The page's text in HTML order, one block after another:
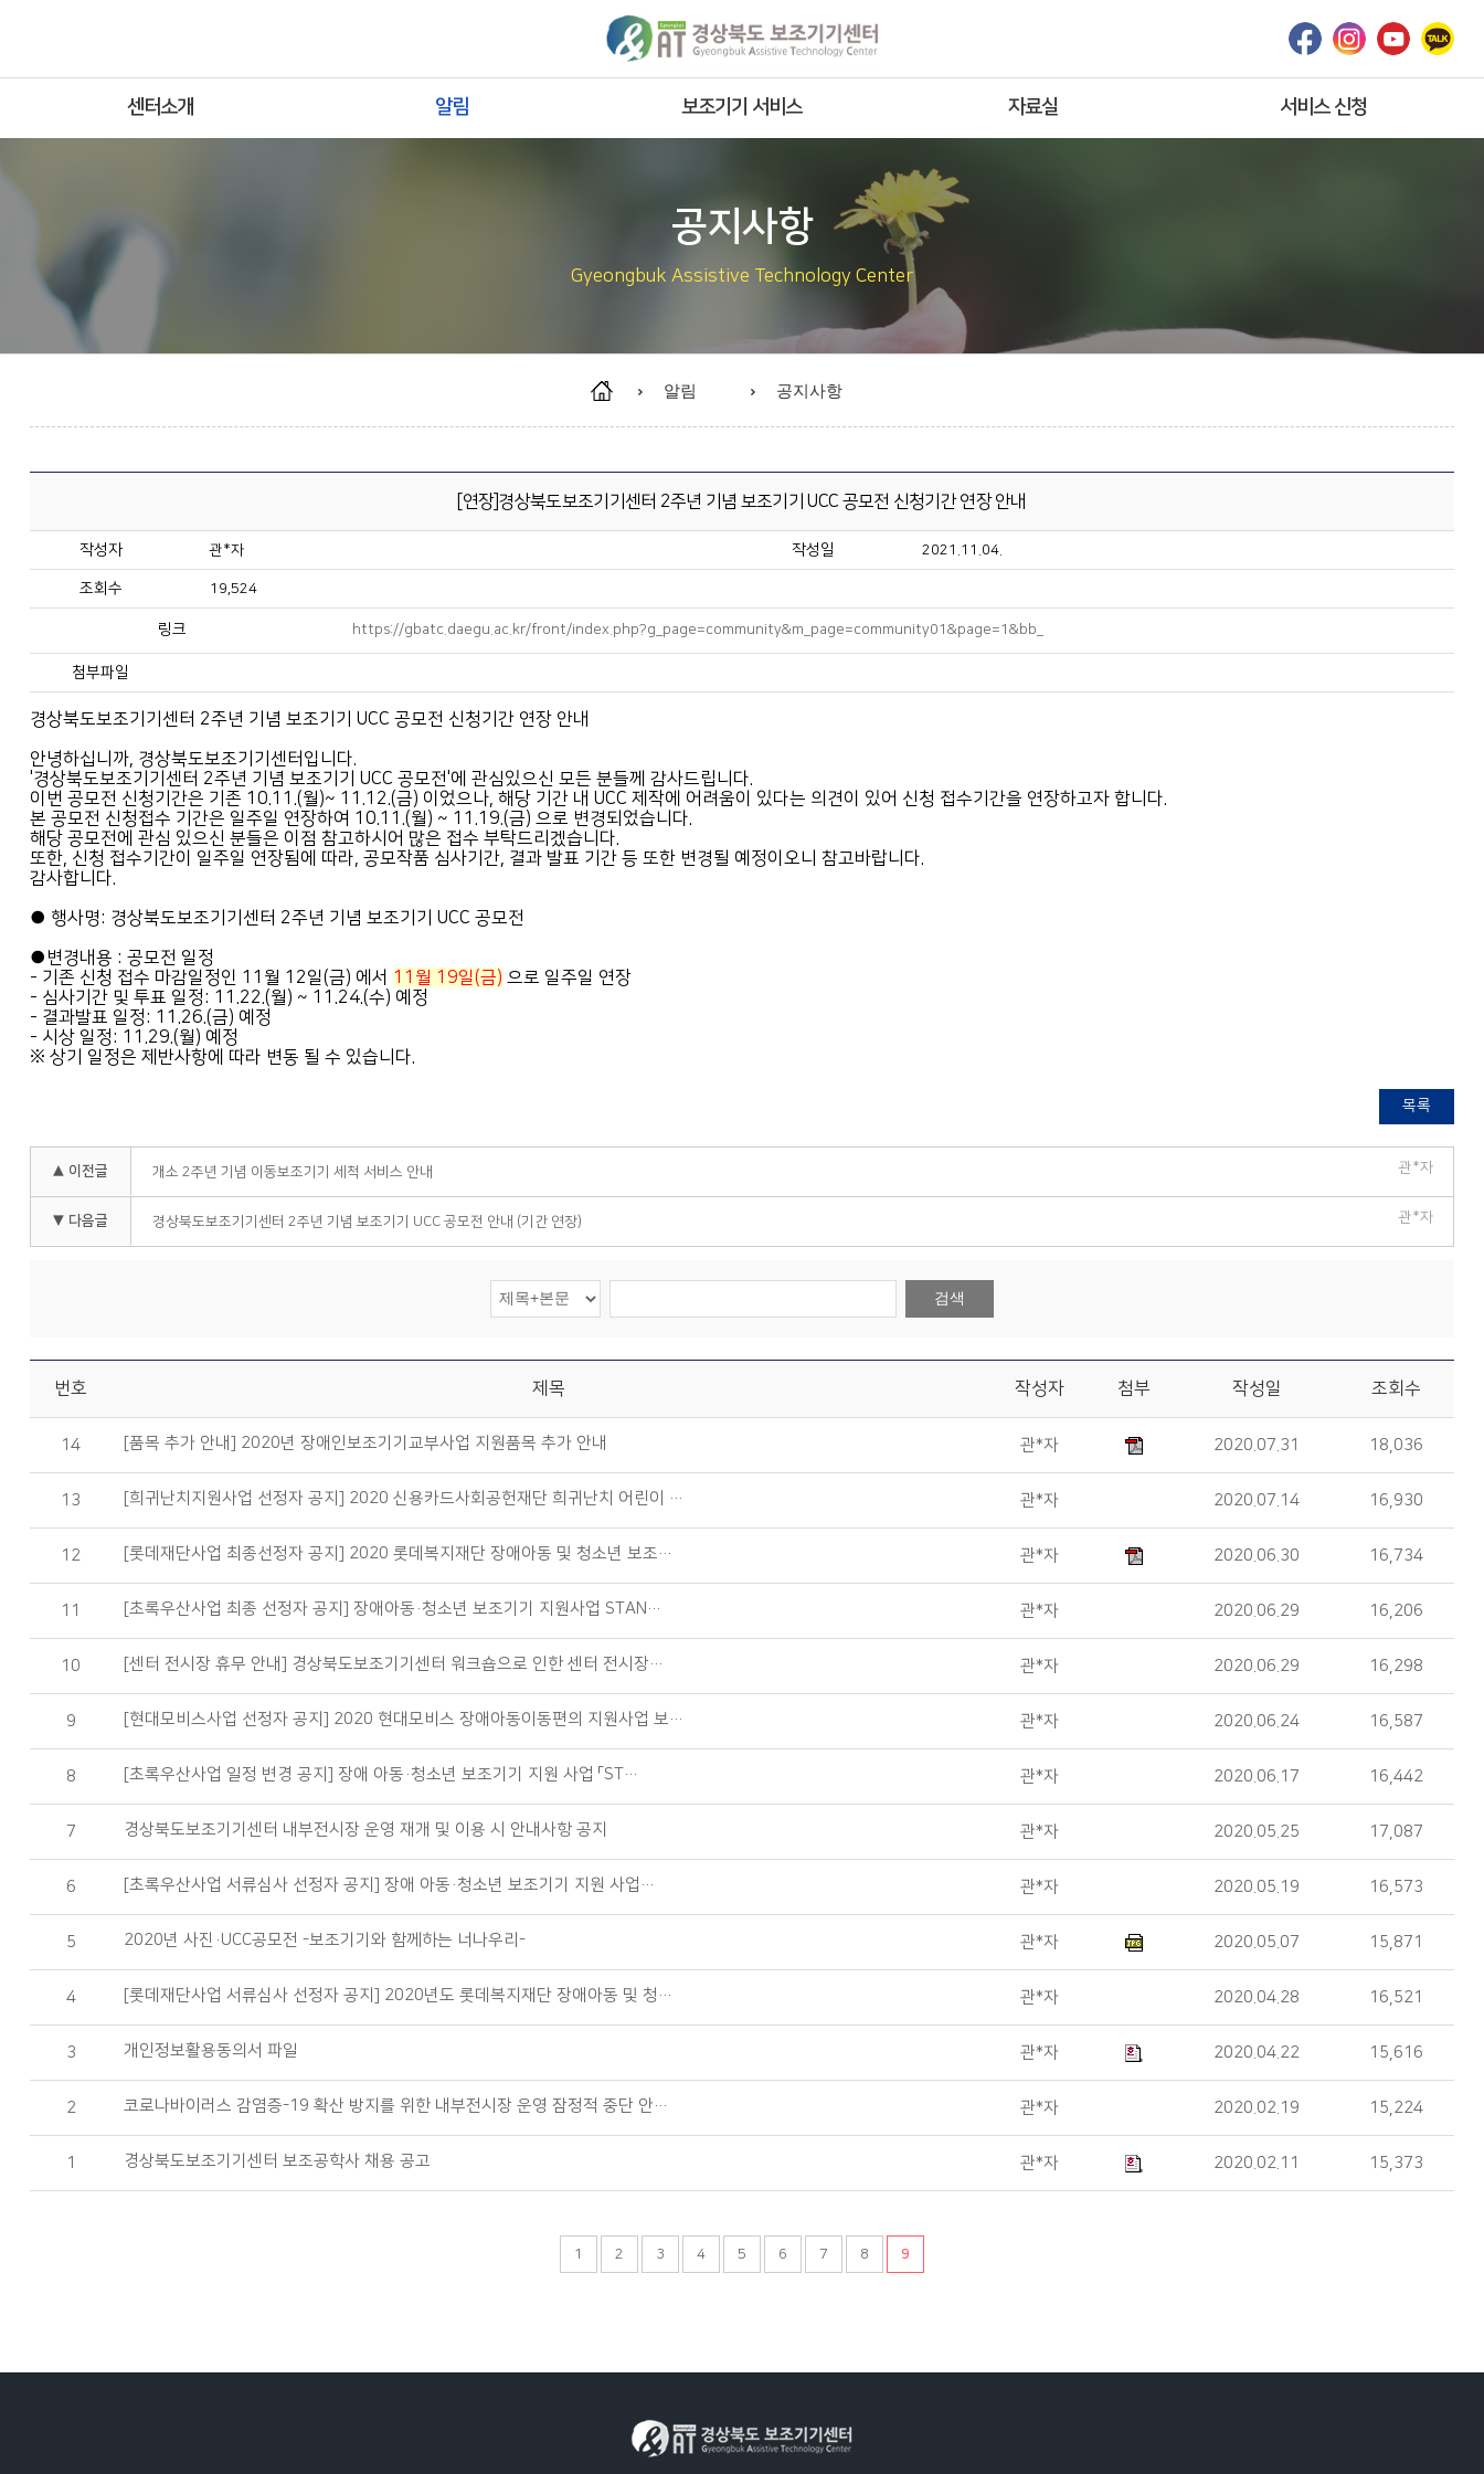
센터소개 알림 보조기기 서비스
서비스 절차
보유 보조기기
재사용 보조기기 현황
개조·제작 보조기기 현황
자료실 서비스 신청
공지사항
Gyeongbuk Assistive Technology Center
알림 공지사항
[연장]경상북도보조기기센터 2주년 기념 보조기기 UCC 공모전 신청기간 연장 안내
작성자 관*자 작성일 2021.11.04.
조회수 19,524
링크 https://gbatc.daegu.ac.kr/front/index.php?g_page=community&m_page=community01&page=1&bb_
첨부파일
경상북도보조기기센터 2주년 기념 보조기기 UCC 공모전 신청기간 연장 안내
안녕하십니까, 경상북도보조기기센터입니다.
'경상북도보조기기센터 2주년 기념 보조기기 UCC 공모전'에 관심있으신 모든 분들께 감사드립니다.
이번 공모전 신청기간은 기존 10.11.(월)~ 11.12.(금) 이었으나, 해당 기간 내 UCC 제작에 어려움이 있다는 의견이 있어 신청 접수기간을 연장하고자 합니다.
본 공모전 신청접수 기간은 일주일 연장하여 10.11.(월) ~ 11.19.(금) 으로 변경되었습니다.
해당 공모전에 관심 있으신 분들은 이점 참고하시어 많은 접수 부탁드리겠습니다.
또한, 신청 접수기간이 일주일 연장됨에 따라, 공모작품 심사기간, 결과 발표 기간 등 또한 변경될 예정이오니 참고바랍니다.
감사합니다.
● 행사명: 경상북도보조기기센터 2주년 기념 보조기기 UCC 공모전
●변경내용 : 공모전 일정
- 기존 신청 접수 마감일정인 11월 12일(금) 에서 11월 19일(금) 으로 일주일 연장
- 심사기간 및 투표 일정: 11.22.(월) ~ 11.24.(수) 예정
- 결과발표 일정: 11.26.(금) 예정
- 시상 일정: 11.29.(월) 예정
※ 상기 일정은 제반사항에 따라 변동 될 수 있습니다.
목록
▲ 이전글 개소 2주년 기념 이동보조기기 세척 서비스 안내 관*자
▼ 다음글 경상북도보조기기센터 2주년 기념 보조기기 UCC 공모전 안내 (기간 연장) 관*자
검색
번호 제목 작성자 첨부 작성일 조회수
14 [품목 추가 안내] 2020년 장애인보조기기교부사업 지원품목 추가 안내 관*자 2020.07.31 18,036
13 [희귀난치지원사업 선정자 공지] 2020 신용카드사회공헌재단 희귀난치 어린이 … 관*자 2020.07.14 16,930
12 [롯데재단사업 최종선정자 공지] 2020 롯데복지재단 장애아동 및 청소년 보조… 관*자 2020.06.30 16,734
11 [초록우산사업 최종 선정자 공지] 장애아동·청소년 보조기기 지원사업 STAN… 관*자 2020.06.29 16,206
10 [센터 전시장 휴무 안내] 경상북도보조기기센터 워크숍으로 인한 센터 전시장… 관*자 2020.06.29 16,298
9 [현대모비스사업 선정자 공지] 2020 현대모비스 장애아동이동편의 지원사업 보… 관*자 2020.06.24 16,587
8 [초록우산사업 일정 변경 공지] 장애 아동·청소년 보조기기 지원 사업 「ST… 관*자 2020.06.17 16,442
7 경상북도보조기기센터 내부전시장 운영 재개 및 이용 시 안내사항 공지 관*자 2020.05.25 17,087
6 [초록우산사업 서류심사 선정자 공지] 장애 아동·청소년 보조기기 지원 사업… 관*자 2020.05.19 16,573
5 2020년 사진·UCC공모전 -보조기기와 함께하는 너나우리- 관*자 2020.05.07 15,871
4 [롯데재단사업 서류심사 선정자 공지] 2020년도 롯데복지재단 장애아동 및 청… 관*자 2020.04.28 16,521
3 개인정보활용동의서 파일 관*자 2020.04.22 15,616
2 코로나바이러스 감염증-19 확산 방지를 위한 내부전시장 운영 잠정적 중단 안… 관*자 2020.02.19 15,224
1 경상북도보조기기센터 보조공학사 채용 공고 관*자 2020.02.11 15,373
1 2 3 4 5 6 7 8 9